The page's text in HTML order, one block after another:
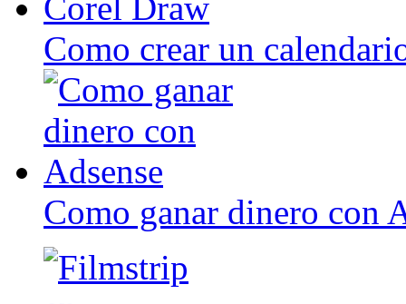
Como crear un
Como ganar dinero con